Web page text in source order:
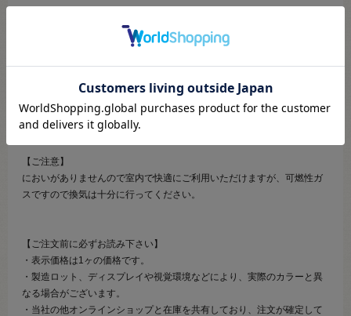
生地や紙類の仮止めに。
薄くスプレーするだけで十分な接着力が得られ、針や糸がべとつかず、
スプレーした時のいやなにおいがありません。
フロンガス不使用で、接着成分も人体に安全な樹脂を使用しています。
【ご注意】
においがありませんので室内で快適にご利用いただけますが、可燃性ガ
スですので換気は十分に行ってください。
【ご注文前に必ずお読み下さい】
・表示価格は1ヶの価格です。
・製造ロット、ディスプレイや視覚環境などにより、実際のカラーと異
なる場合がございます。
・当社の他オンラインショップと在庫を共有しており、注文が確定して